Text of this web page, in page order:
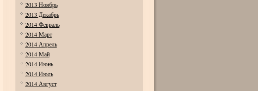
2013 Ноябрь
2013 Декабрь
2014 Февраль
2014 Март
2014 Апрель
2014 Май
2014 Июнь
2014 Июль
2014 Август